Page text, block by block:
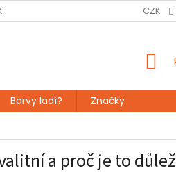
CZK
Barvy ladí? Značky
a proč je to